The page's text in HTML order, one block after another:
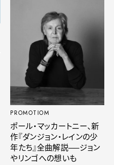
PROMOTIOM
ポール・マッカートニー、新
作『ダンジョン・レインの少
年たち』全曲解説──ジョン
やリンゴへの想いも